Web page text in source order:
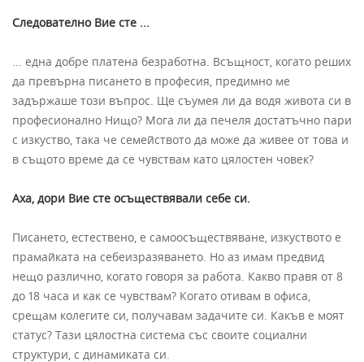
Следователно Вие сте ...
... една добре платена безработна. Всъщност, когато реших
да превърна писането в професия, предимно ме
задържаше този въпрос. Ще съумея ли да водя живота си в
професионално Нищо? Мога ли да печеля достатъчно пари
с изкуство, така че семейството да може да живее от това и
в същото време да се чувствам като цялостен човек?
Аха, дори Вие сте осъществявали себе си.
Писането, естествено, е самоосъществяване, изкуството е
прамайката на себеизразяването. Но аз имам предвид
нещо различно, когато говоря за работа. Какво правя от 8
до 18 часа и как се чувствам? Когато отивам в офиса,
срещам колегите си, получавам задачите си. Какъв е моят
статус? Тази цялостна система със своите социални
структури, с динамиката си.